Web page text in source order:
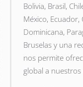
Bolivia, Brasil,
México, Ecuador,
Dominicana,
Bruselas y una
nos permite
global a nuestros